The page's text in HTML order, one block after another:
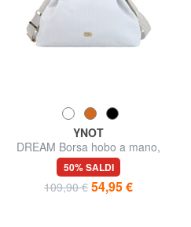
YNOT
DREAM Borsa hobo a mano,
con tracolla
50% SALDI
109,90 € 54,95 €